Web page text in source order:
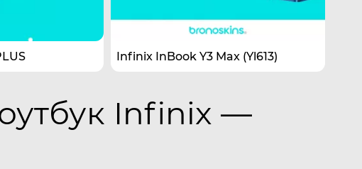
Infinix InBook Y3 Max (Yl613)
Infinix —